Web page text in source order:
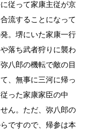
従って家康主従が京
流することになって
。堺にいた家康一行
落ち武者狩りに襲わ
八郎の機転で敵の目
、無事に三河に帰っ
った家康家臣の中
ん。ただ、弥八郎の
ですので、帰参は本